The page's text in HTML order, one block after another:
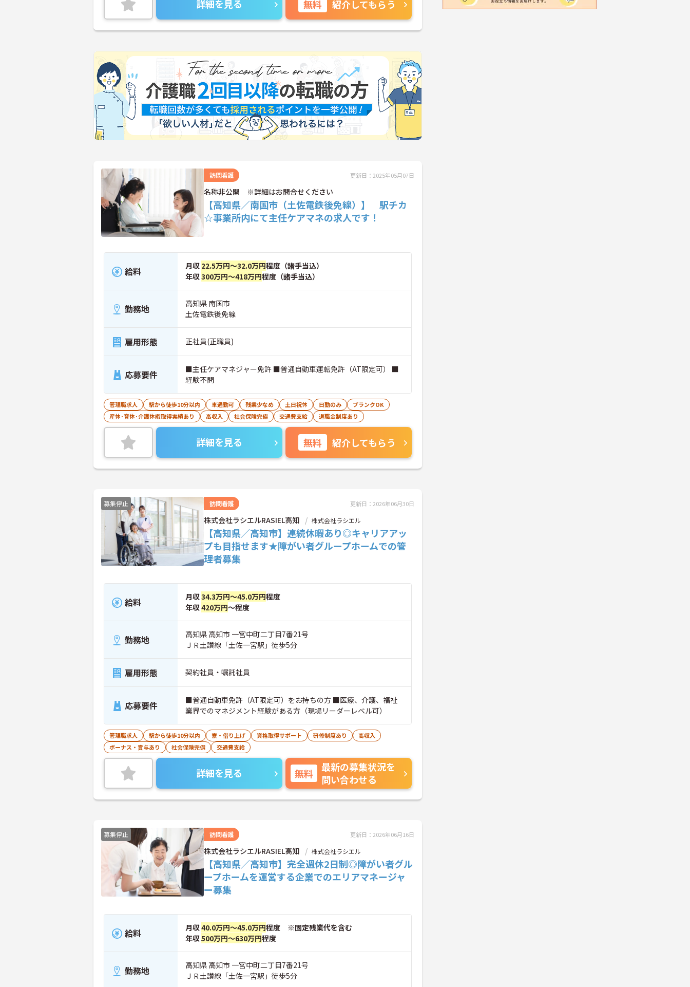
詳細を見る 無料 紹介してもらう
訪問看護 更新日：2025年05月07日
名称非公開 ※詳細はお問合せください
【高知県／南国市（土佐電鉄後免線）】 駅チカ
☆事業所内にて主任ケアマネの求人です！
給料 月収 22.5万円～32.0万円程度（諸手当込）
年収300万円～418万円程度（諸手当込）
勤務地
高知県 南国市
土佐電鉄後免線
雇用形態 正社員(正職員)
応募要件
■主任ケアマネジャー免許 ■普通自動車運転免許（AT限定可） ■
経験不問
管理職求人 駅から徒歩10分以内 車通勤可 残業少なめ 土日祝休 日勤のみ
ブランクOK
産休･育休･介護休暇取得実績あり
高収入 社会保険完備 交通費支給 退職金制度あり
詳細を見る 無料 紹介してもらう
募集停止 訪問看護 更新日：2026年06月30日
株式会社ラシエルRASIEL高知 株式会社ラシエル
【高知県／高知市】連続休暇あり◎キャリアアッ
プも目指せます★障がい者グループホームでの管
理者募集
給料 月収34.3万円～45.0万円程度
年収420万円～程度
勤務地
高知県 高知市 一宮中町二丁目7番21号
ＪＲ土讃線「土佐一宮駅」徒歩5分
雇用形態 契約社員・嘱託社員
応募要件
■普通自動車免許（AT限定可）をお持ちの方 ■医療、介護、福祉
業界でのマネジメント経験がある方（現場リーダーレベル可）
管理職求人 駅から徒歩10分以内 寮・借り上げ 資格取得サポート 研修制度あり
高収入
ボーナス・賞与あり
社会保険完備 交通費支給
詳細を見る 無料
最新の募集状況を
問い合わせる
募集停止 訪問看護 更新日：2026年06月16日
株式会社ラシエルRASIEL高知 株式会社ラシエル
【高知県／高知市】完全週休2日制◎障がい者グル
ープホームを運営する企業でのエリアマネージャ
ー募集
給料 月収40.0万円～45.0万円程度 ※固定残業代を含む
年収500万円～630万円程度
勤務地
高知県 高知市 一宮中町二丁目7番21号
ＪＲ土讃線「土佐一宮駅」徒歩5分